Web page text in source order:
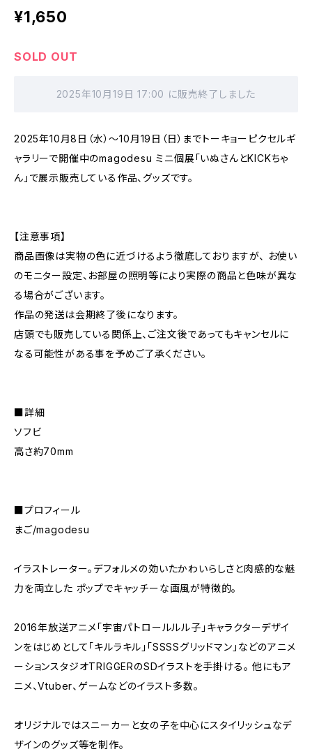
¥1,650
SOLD OUT
2025年10月19日 17:00 に販売終了しました
2025年10月8日（水）～10月19日（日）までトーキョーピクセルギ
ャラリーで開催中のmagodesu ミニ個展「いぬさんとKICKちゃ
ん」で展示販売している作品、グッズです。
【注意事項】
商品画像は実物の色に近づけるよう徹底しておりますが、 お使い
のモニター設定、お部屋の照明等により実際の商品と色味が異な
る場合がございます。
作品の発送は会期終了後になります。
店頭でも販売している関係上、ご注文後であってもキャンセルに
なる可能性がある事を予めご了承ください。
■詳細
ソフビ
高さ約70mm
■プロフィール
まご/magodesu
イラストレーター。デフォルメの効いたかわいらしさと肉感的な魅
力を両立した ポップでキャッチーな画風が特徴的。
2016年放送アニメ「宇宙パトロールルル子」キャラクターデザイ
ンをはじめとして「キルラキル」「SSSSグリッドマン」などのアニメ
ーションスタジオTRIGGERのSDイラストを手掛ける。 他にもア
ニメ、Vtuber、ゲームなどのイラスト多数。
オリジナルではスニーカーと女の子を中心にスタイリッシュなデ
ザインのグッズ等を制作。